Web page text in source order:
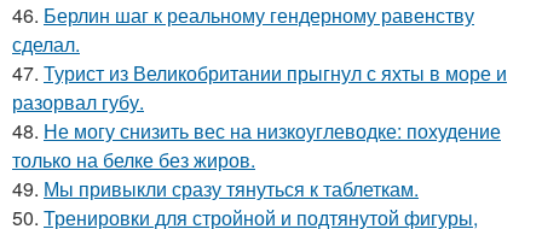
46. Берлин шаг к реальному гендерному равенству
сделал.
47. Турист из Великобритании прыгнул с яхты в море и
разорвал губу.
48. Не могу снизить вес на низкоуглеводке: похудение
только на белке без жиров.
49. Мы привыкли сразу тянуться к таблеткам.
50. Тренировки для стройной и подтянутой фигуры,